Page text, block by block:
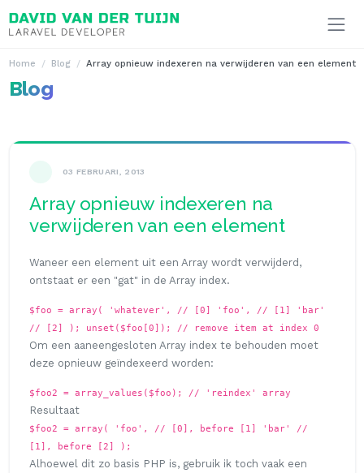
Ga naar inhoud
Home Blog Array opnieuw indexeren na verwijderen van een element
Blog
03 FEBRUARI, 2013
Array opnieuw indexeren na
verwijderen van een element
Waneer een element uit een Array wordt verwijderd,
ontstaat er een "gat" in de Array index.
$foo = array( 'whatever', // [0] 'foo', // [1] 'bar'
// [2] ); unset($foo[0]); // remove item at index 0
Om een aaneengesloten Array index te behouden moet
deze opnieuw geïndexeerd worden:
$foo2 = array_values($foo); // 'reindex' array
Resultaat
$foo2 = array( 'foo', // [0], before [1] 'bar' //
[1], before [2] );
Alhoewel dit zo basis PHP is, gebruik ik toch vaak een